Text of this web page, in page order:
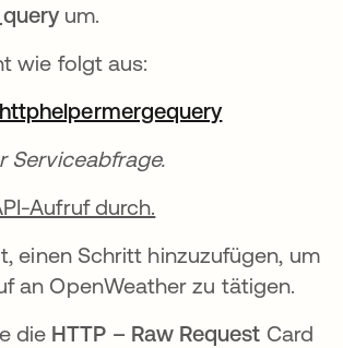
um.
wie folgt aus:
Serviceabfrage.
Aufruf durch.
einen Schritt hinzuzufügen, um
an OpenWeather zu tätigen.
die HTTP – Raw Request Card